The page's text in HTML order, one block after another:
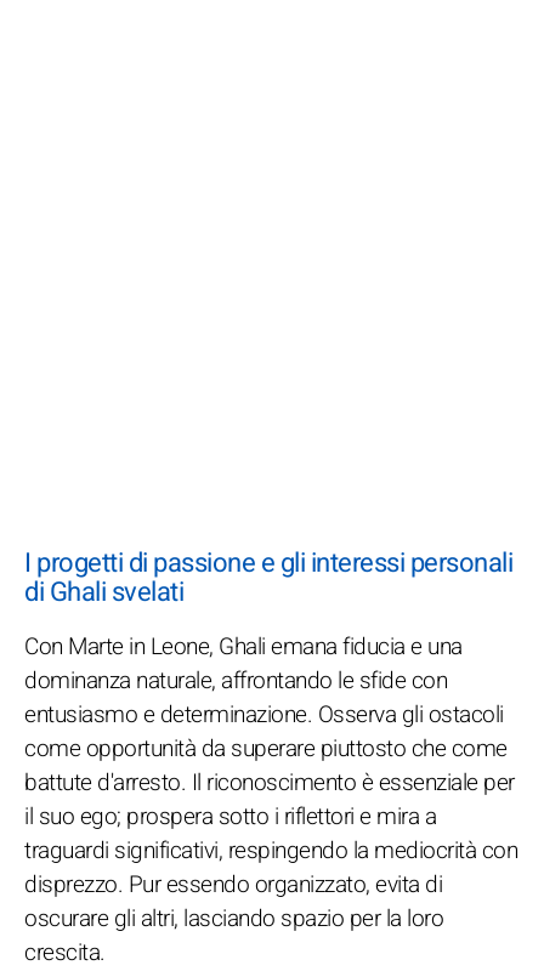
I progetti di passione e gli interessi personali
di Ghali svelati
Con Marte in Leone, Ghali emana fiducia e una
dominanza naturale, affrontando le sfide con
entusiasmo e determinazione. Osserva gli ostacoli
come opportunità da superare piuttosto che come
battute d'arresto. Il riconoscimento è essenziale per
il suo ego; prospera sotto i riflettori e mira a
traguardi significativi, respingendo la mediocrità con
disprezzo. Pur essendo organizzato, evita di
oscurare gli altri, lasciando spazio per la loro
crescita.